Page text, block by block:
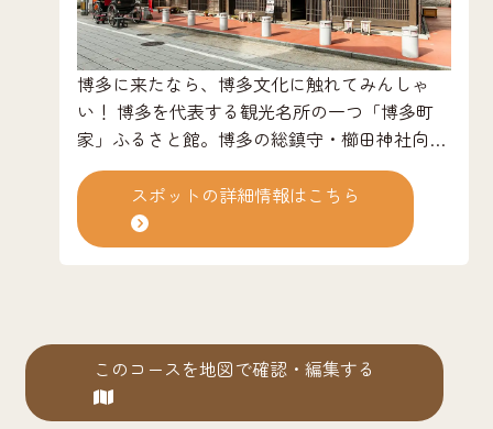
博多に来たなら、博多文化に触れてみんしゃ
い！ 博多を代表する観光名所の一つ「博多町
家」ふるさと館。博多の総鎮守・櫛田神社向か
いにあるここは、なつかしい博多の暮らしと文
化を楽しく紹介する施設です。明治時代の町家
を中心に、展示棟では博多
園山笠の迫力満点
の動画をはじめ、博多弁講座や、古き良き時代
が、カフェや観光案内所を備えた新たな空間
「hakatakara（ハカタカラ）」としてリニュー
アルオープン！ ≫「hakatakara（ハカタカ
スポットの詳細情報はこちら
このコースを地図で確認・編集する